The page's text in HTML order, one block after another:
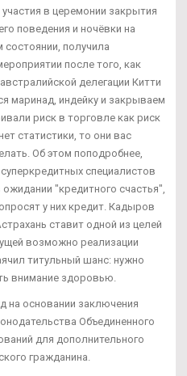
в церемонии закрытия
поведения и ночёвки на
получила
после того, как
делегации Китти
маринад, индейку и закрываем
риск в торговле как риск
статистики, то они вас
Об этом поподробнее,
специалистов
"кредитного счастья",
у них кредит. Кадыров
ставит одной из целей
возможно реализации
титульный шанс: нужно
внимание здоровью.
на основании заключения
Объединенного
для дополнительного
гражданина.